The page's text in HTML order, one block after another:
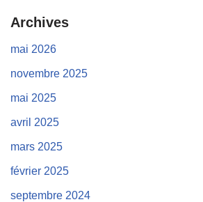
Archives
mai 2026
novembre 2025
mai 2025
avril 2025
mars 2025
février 2025
septembre 2024